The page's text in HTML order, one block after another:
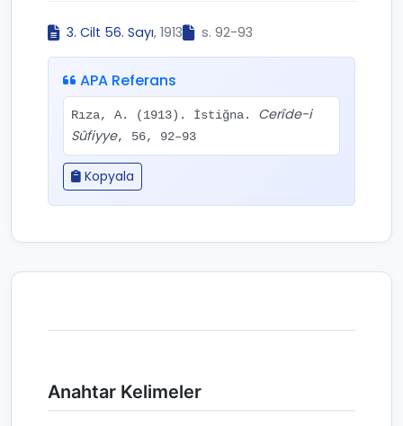
3. Cilt 56. Sayı, 1913 s. 92-93
APA Referans
Rıza, A. (1913). İstiğna. Cerîde-i
Sûfiyye, 56, 92–93
Kopyala
Anahtar Kelimeler